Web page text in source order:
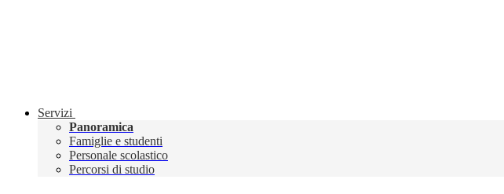
Servizi
Panoramica
Famiglie e studenti
Personale scolastico
Percorsi di studio